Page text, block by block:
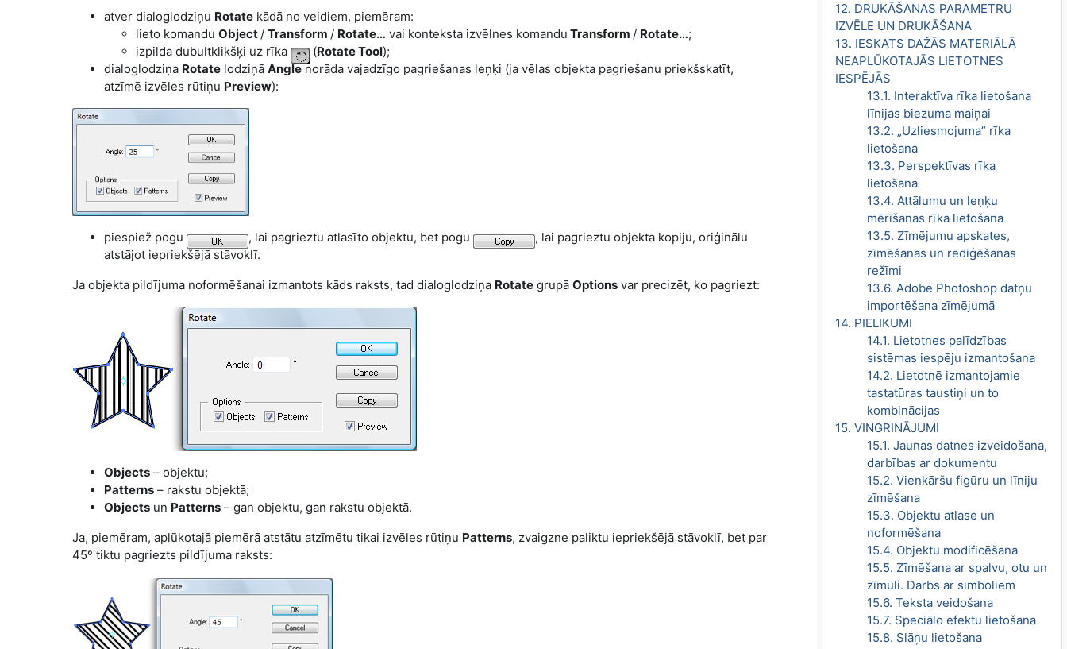
12. DRUKĀŠANAS PARAMETRU
IZVĒLE UN DRUKĀŠANA
13. IESKATS DAŽĀS MATERIĀLĀ
NEAPLŪKOTAJĀS LIETOTNES
IESPĒJĀS
13.1. Interaktīva rīka lietošana
līnijas biezuma maiņai
13.2. „Uzliesmojuma” rīka
lietošana
13.3. Perspektīvas rīka
lietošana
13.4. Attālumu un leņķu
mērīšanas rīka lietošana
13.5. Zīmējumu apskates,
zīmēšanas un rediģēšanas
režīmi
13.6. Adobe Photoshop datņu
importēšana zīmējumā
14. PIELIKUMI
14.1. Lietotnes palīdzības
sistēmas iespēju izmantošana
14.2. Lietotnē izmantojamie
tastatūras taustiņi un to
kombinācijas
15. VINGRINĀJUMI
15.1. Jaunas datnes izveidošana,
darbības ar dokumentu
15.2. Vienkāršu figūru un līniju
zīmēšana
15.3. Objektu atlase un
noformēšana
15.4. Objektu modificēšana
15.5. Zīmēšana ar spalvu, otu un
zīmuli. Darbs ar simboliem
15.6. Teksta veidošana
15.7. Speciālo efektu lietošana
15.8. Slāņu lietošana
atver dialoglodziņu Rotate kādā no veidiem, piemēram:
lieto komandu Object / Transform / Rotate… vai konteksta izvēlnes komandu Transform / Rotate…;
izpilda dubultklikšķi uz rīka
(Rotate Tool);
dialoglodziņa Rotate lodziņā Anglenorāda vajadzīgo pagriešanas leņķi (ja vēlas objekta pagriešanu priekšskatīt,
atzīmē izvēles rūtiņu Preview):
piespiež pogu , lai pagrieztu atlasīto objektu, bet pogu
, lai pagrieztu objekta kopiju, oriģinālu
atstājot iepriekšējā stāvoklī.
Ja objekta pildījuma noformēšanai izmantots kāds raksts, tad dialoglodziņa Rotate grupā Options var precizēt, ko pagriezt:
Objects – objektu;
Patterns – rakstu objektā;
Objects un Patterns – gan objektu, gan rakstu objektā.
Ja, piemēram, aplūkotajā piemērā atstātu atzīmētu tikai izvēles rūtiņu Patterns, zvaigzne paliktu iepriekšējā stāvoklī, bet par
45º tiktu pagriezts pildījuma raksts: